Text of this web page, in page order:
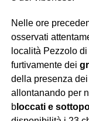
Nelle ore
osservati
località Pezzolo
furtivamente dei
della presenza
allontanando per
bloccati e